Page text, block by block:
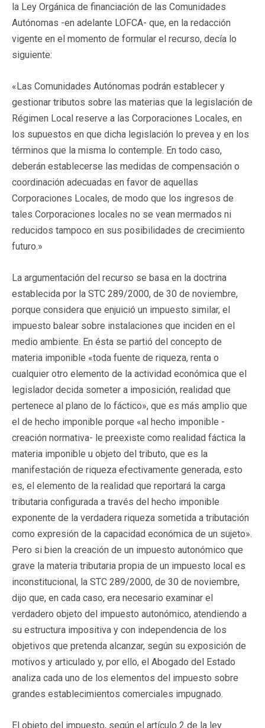
la Ley Orgánica de financiación de las Comunidades
Autónomas -en adelante LOFCA- que, en la redacción
vigente en el momento de formular el recurso, decía lo
siguiente:
«Las Comunidades Autónomas podrán establecer y
gestionar tributos sobre las materias que la legislación de
Régimen Local reserve a las Corporaciones Locales, en
los supuestos en que dicha legislación lo prevea y en los
términos que la misma lo contemple. En todo caso,
deberán establecerse las medidas de compensación o
coordinación adecuadas en favor de aquellas
Corporaciones Locales, de modo que los ingresos de
tales Corporaciones locales no se vean mermados ni
reducidos tampoco en sus posibilidades de crecimiento
futuro.»
La argumentación del recurso se basa en la doctrina
establecida por la STC 289/2000, de 30 de noviembre,
porque considera que enjuició un impuesto similar, el
impuesto balear sobre instalaciones que inciden en el
medio ambiente. En ésta se partió del concepto de
materia imponible «toda fuente de riqueza, renta o
cualquier otro elemento de la actividad económica que el
legislador decida someter a imposición, realidad que
pertenece al plano de lo fáctico», que es más amplio que
el de hecho imponible porque «al hecho imponible -
creación normativa- le preexiste como realidad fáctica la
materia imponible u objeto del tributo, que es la
manifestación de riqueza efectivamente generada, esto
es, el elemento de la realidad que reportará la carga
tributaria configurada a través del hecho imponible
exponente de la verdadera riqueza sometida a tributación
como expresión de la capacidad económica de un sujeto».
Pero si bien la creación de un impuesto autonómico que
grave la materia tributaria propia de un impuesto local es
inconstitucional, la STC 289/2000, de 30 de noviembre,
dijo que, en cada caso, era necesario examinar el
verdadero objeto del impuesto autonómico, atendiendo a
su estructura impositiva y con independencia de los
objetivos que pretenda alcanzar, según su exposición de
motivos y articulado y, por ello, el Abogado del Estado
analiza cada uno de los elementos del impuesto sobre
grandes establecimientos comerciales impugnado.
El objeto del impuesto, según el artículo 2 de la ley